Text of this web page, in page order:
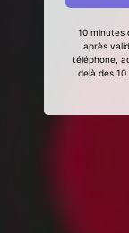
10 minutes
après
téléphone,
delà des